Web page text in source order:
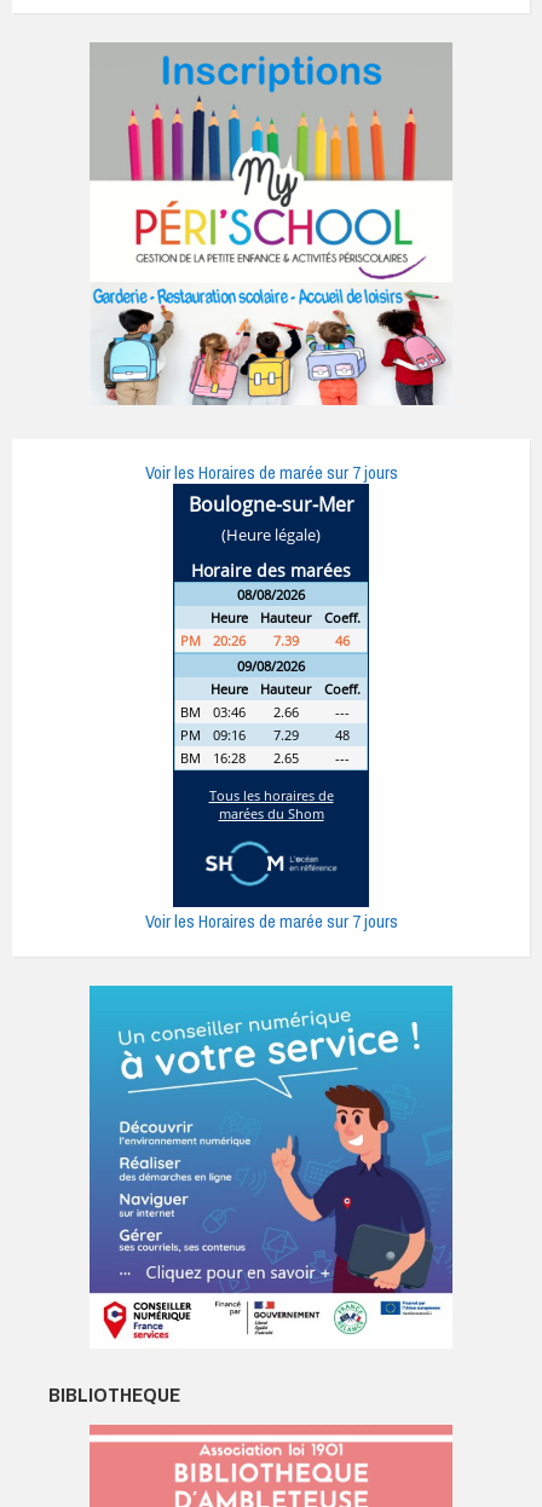
Voir les Horaires de marée sur 7 jours
Voir les Horaires de marée sur 7 jours
BIBLIOTHEQUE